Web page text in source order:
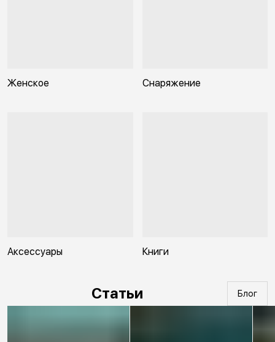
Женское Снаряжение
Аксессуары Книги
Статьи Блог